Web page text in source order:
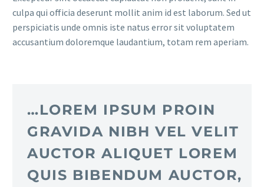
culpa qui officia deserunt mollit anim id est laborum. Sed ut
perspiciatis unde omnis iste natus error sit voluptatem
accusantium doloremque laudantium, totam rem aperiam.
…LOREM IPSUM PROIN
GRAVIDA NIBH VEL VELIT
AUCTOR ALIQUET LOREM
QUIS BIBENDUM AUCTOR,